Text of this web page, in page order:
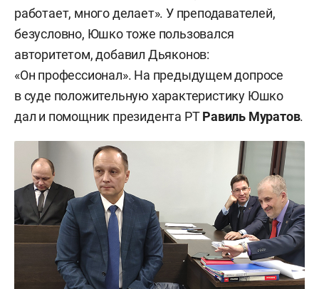
работает, много делает». У преподавателей,
безусловно, Юшко тоже пользовался
авторитетом, добавил Дьяконов:
«Он профессионал». На предыдущем допросе
в суде положительную характеристику Юшко
дал и помощник президента РТРавиль Муратов.